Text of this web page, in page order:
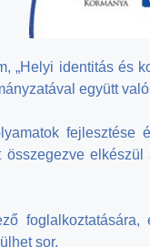
„Helyi identitás és
együtt
fejlesztése
sor.